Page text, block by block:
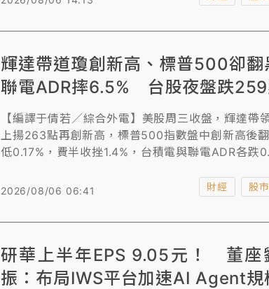
輝達帶道瓊創新高、標普500卻翻
聯電ADR摔6.5% 台股夜盤跌
【編譯于倩若／綜合外電】美股周三收盤，輝達帶
上揚263點再創新高，標普500指數盤中創新高後
低0.17%，費半收挫1.4%，台積電與聯電ADR各跌
2026/08/06 06:41 財經 股
研華上半年EPS 9.05元！ 董座
振：布局IWS平台加速AI Agent規